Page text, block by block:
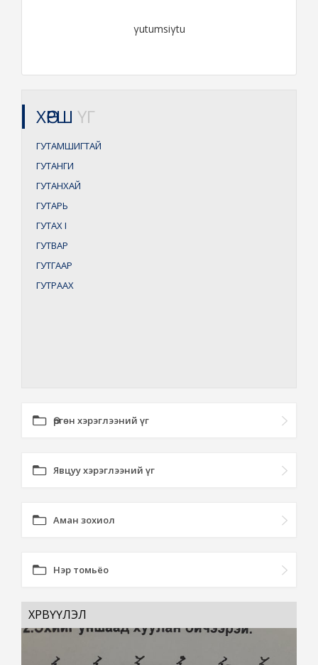
γutumsiγtu
ХӨРШ ҮГ
ГУТАМШИГТАЙ
ГУТАНГИ
ГУТАНХАЙ
ГУТАРЬ
ГУТАХI
ГУТВАР
ГУТГААР
ГУТРААХ
Өргөн хэрэглээний үг
Явцуу хэрэглээний үг
Аман зохиол
Нэр томьёо
ХӨРВҮҮЛЭЛ